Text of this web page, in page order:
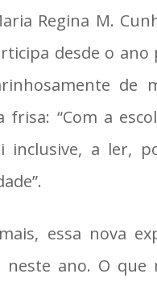
Regina M.
desde o ano
de
frisa: “Com a
inclusive, a ler,
essa nova
neste ano. O que